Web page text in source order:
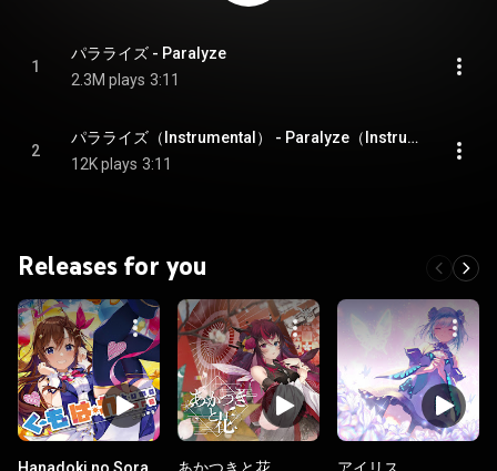
1
パラライズ - Paralyze
2.3M plays 3:11
2
パラライズ（Instrumental） - Paralyze（Instrumental）
12K plays 3:11
Releases for you